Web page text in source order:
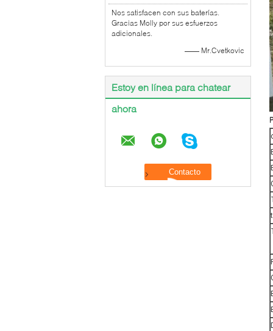
Nos satisfacen con sus baterías.
Gracias Molly por sus esfuerzos
adicionales.
—— Mr.Cvetkovic
Estoy en línea para chatear
ahora